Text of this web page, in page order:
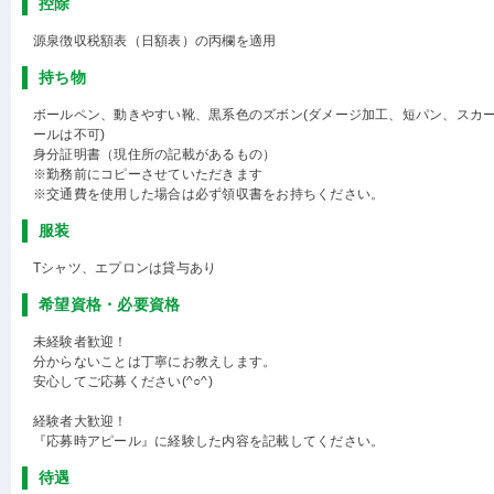
源泉徴収税額表（日額表）の丙欄を適用
持ち物
ボールペン、動きやすい靴、黒系色のズボン(ダメージ加工、短パン、スカ
ールは不可)
身分証明書（現住所の記載があるもの）
※勤務前にコピーさせていただきます
※交通費を使用した場合は必ず領収書をお持ちください。
服装
Tシャツ、エプロンは貸与あり
希望資格・必要資格
未経験者歓迎！
分からないことは丁寧にお教えします。
安心してご応募ください(^○^)
経験者大歓迎！
『応募時アピール』に経験した内容を記載してください。
待遇